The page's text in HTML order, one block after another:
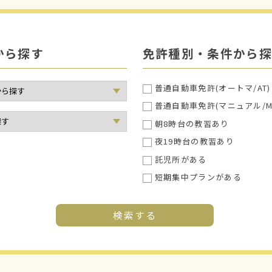
ら探す 免許種別・条件から
普通自動車免許(オートマ/AT)
普通自動車免許(マニュアル/
朝8時台の教習あり
夜19時台の教習あり
託児所がある
短期集中プランがある